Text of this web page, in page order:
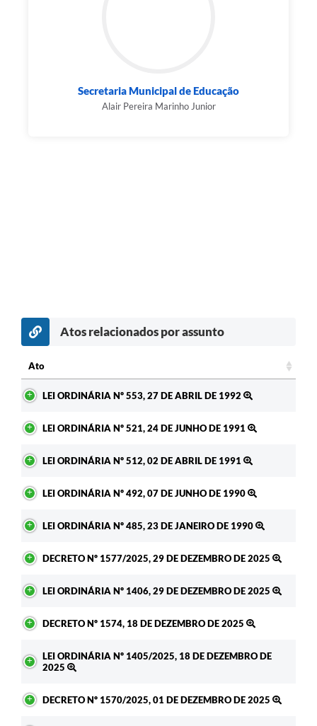
Secretaria Municipal de Educação
Alair Pereira Marinho Junior
Atos relacionados por assunto
Ato
LEI ORDINÁRIA Nº 553, 27 DE ABRIL DE 1992
LEI ORDINÁRIA Nº 521, 24 DE JUNHO DE 1991
LEI ORDINÁRIA Nº 512, 02 DE ABRIL DE 1991
LEI ORDINÁRIA Nº 492, 07 DE JUNHO DE 1990
LEI ORDINÁRIA Nº 485, 23 DE JANEIRO DE 1990
DECRETO Nº 1577/2025, 29 DE DEZEMBRO DE 2025
LEI ORDINÁRIA Nº 1406, 29 DE DEZEMBRO DE 2025
DECRETO Nº 1574, 18 DE DEZEMBRO DE 2025
LEI ORDINÁRIA Nº 1405/2025, 18 DE DEZEMBRO DE
2025
DECRETO Nº 1570/2025, 01 DE DEZEMBRO DE 2025